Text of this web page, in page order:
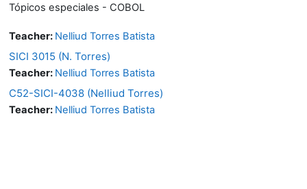
Tópicos especiales - COBOL
Teacher: Nelliud Torres Batista
SICI 3015 (N. Torres)
Teacher: Nelliud Torres Batista
C52-SICI-4038 (Nelliud Torres)
Teacher: Nelliud Torres Batista